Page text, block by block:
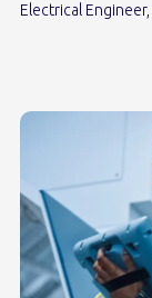
Electrical